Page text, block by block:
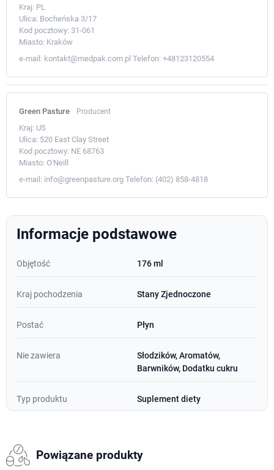
Kraj: PL
Ulica: Bocheńska 3/17
Kod pocztowy: 31-061
Miasto: Kraków
e-mail: kontakt@medpak.com.pl Telefon: +48123120554
Green Pasture Producent
Kraj: US
Ulica: 520 East Clay Street
Kod pocztowy: NE 68763
Miasto: O'Neill
e-mail: info@greenpasture.org Telefon: (402) 858-4818
Informacje podstawowe
Objętość 176 ml
Kraj pochodzenia Stany Zjednoczone
Postać Płyn
Nie zawiera
Słodzików, Aromatów,
Barwników, Dodatku cukru
Typ produktu Suplement diety
Powiązane produkty